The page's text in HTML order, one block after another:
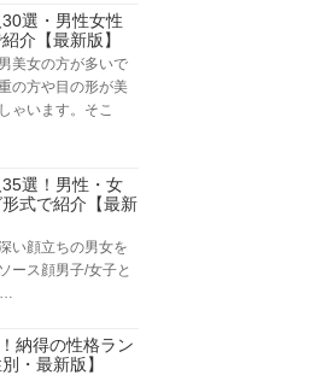
選・男性女性
介【最新版】
美女の方が多いで
の方や目の形が美
ゃいます。そこ
選！男性・女
式で紹介【最新
い顔立ちの男女を
ース顔男子/女子と
…
納得の性格ラン
・最新版】